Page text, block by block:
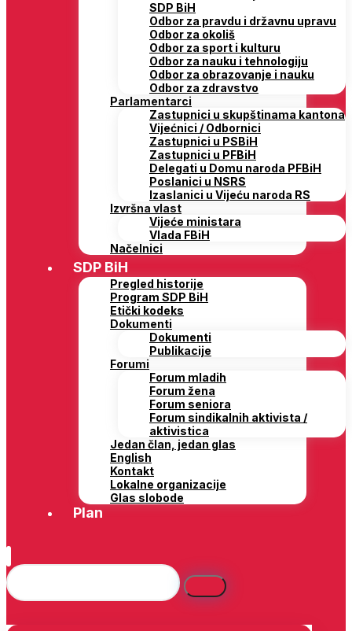
SDP BiH
Odbor za pravdu i državnu upravu
Odbor za okoliš
Odbor za sport i kulturu
Odbor za nauku i tehnologiju
Odbor za obrazovanje i nauku
Odbor za zdravstvo
Parlamentarci
Zastupnici u skupštinama kantona
Vijećnici / Odbornici
Zastupnici u PSBiH
Zastupnici u PFBiH
Delegati u Domu naroda PFBiH
Poslanici u NSRS
Izaslanici u Vijeću naroda RS
Izvršna vlast
Vijeće ministara
Vlada FBiH
Načelnici
SDP BiH
Pregled historije
Program SDP BiH
Etički kodeks
Dokumenti
Dokumenti
Publikacije
Forumi
Forum mladih
Forum žena
Forum seniora
Forum sindikalnih aktivista /
aktivistica
Jedan član, jedan glas
English
Kontakt
Lokalne organizacije
Glas slobode
Plan